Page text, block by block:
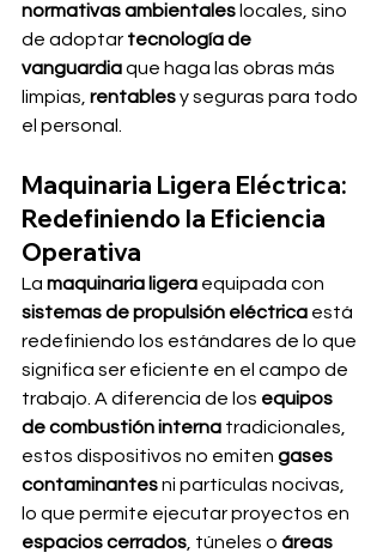
normativas ambientales locales, sino
de adoptar tecnología de
vanguardia que haga las obras más
limpias, rentables y seguras para todo
el personal.
Maquinaria Ligera Eléctrica:
Redefiniendo la Eficiencia
Operativa
La maquinaria ligera equipada con
sistemas de propulsión eléctrica está
redefiniendo los estándares de lo que
significa ser eficiente en el campo de
trabajo. A diferencia de los equipos
de combustión interna tradicionales,
estos dispositivos no emiten gases
contaminantes ni partículas nocivas,
lo que permite ejecutar proyectos en
espacios cerrados , túneles o áreas